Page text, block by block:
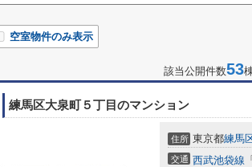
空室物件のみ表示
該当公開件数53
練馬区大泉町５丁目のマンション
住所 東京都練馬
交通 西武池袋線 「